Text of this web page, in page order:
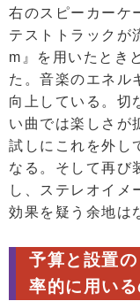
右のスピーカーケ
テストトラック
m』を用いたとき
た。音楽のエネル
向上している。切
い曲では楽しさが
試しにこれを外し
なる。そして再び
し、ステレオイメ
効果を疑う余地は
予算と設置
率的に用いる